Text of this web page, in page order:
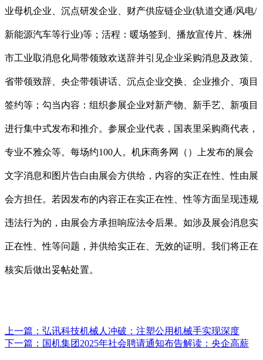
业母机企业、沉点研发企业、财产供应链企业(轨道交通/风电/
新能源汽车等行业)等；活程：暖场签到、播放宣传片、株洲
市工业取消息化局带领致欢送辞并引见企业采购消息及政策、
省带领致辞、央企带领讲话、沉点企业交换、企业推介、项目
签约等；勾当内容：组织参展企业对新产物、新手艺、新项目
进行集中式发布和推介。参展企业代表，国表里采购商代表，
专业不雅众等。每场约100人。机床商务网（）上发布的展会
文字消息和图片告白由展会方供给，内容的实正在性、性由展
会方担任。若因发布的内容正在实正在性、性等方面呈现违规
违法行为的，由展会方承担响应法令后果。如涉及展会消息实
正在性、性等问题，并供给实正在、无效的证明。我们将正在
核实后做出妥帖处置。
上一篇： 弘讯科技机械人冲破：注塑公用机械手实现深度
下一篇： 国机集团2025年社会聘请通知布告解读：央企高薪